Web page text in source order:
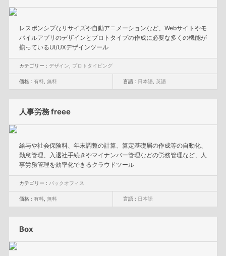
レスポンシブなリサイズや自動アニメーションなど、Webサイトやモ
バイルアプリのデザインとプロトタイプの作成に必要な多くの機能が
揃っているUI/UXデザインツール
カテゴリー : デザイン プロトタイピング
価格 : 有料, 無料 言語 : 日本語 英語
人事労務 freee
給与や社会保険料、年末調整の計算、算定基礎届の作成等の自動化、
勤怠管理、入退社手続きやマイナンバー管理などの労務管理など、人
事労務管理を効率化できるクラウドツール
カテゴリー : バックオフィス
価格 : 有料, 無料 言語 : 日本語
Box